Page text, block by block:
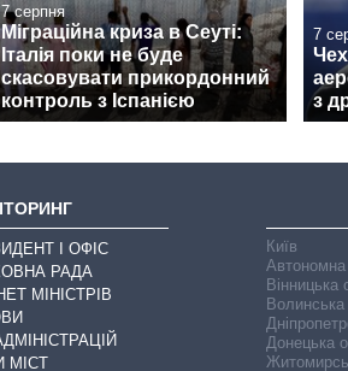
7 серпня
Міграційна криза в Сеуті:
Італія поки не буде
скасовувати прикордонний
контроль з Іспанією
7
з
І ОФІС
РАДА
МІНІСТРІВ
МІСТ
Київ
Автономна
Вінницька
Волинська
Донецька